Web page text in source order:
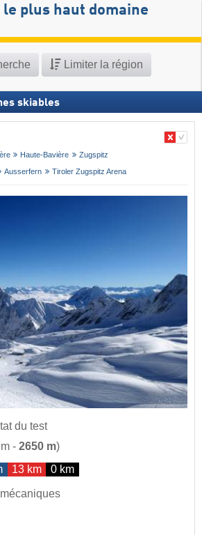
plus haut domaine
Limiter la région
skiables
Haute-Bavière
Zugspitz
Ausserfern Tiroler Zugspitz Arena
du test
- 2650 m)
13 km 0 km